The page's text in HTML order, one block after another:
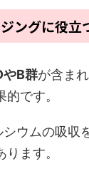
ングに役立
やB群が含ま
です。
ウムの吸収
ます。